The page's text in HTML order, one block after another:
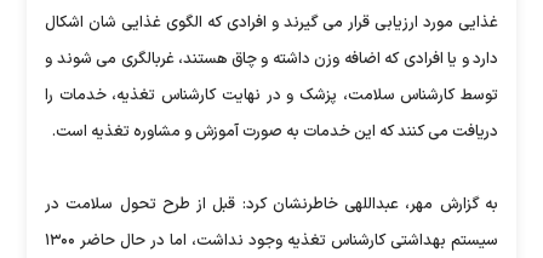
غذایی مورد ارزیابی قرار می گیرند و افرادی که الگوی غذایی شان اشکال
دارد و یا افرادی که اضافه وزن داشته و چاق هستند، غربالگری می شوند و
توسط کارشناس سلامت، پزشک و در نهایت کارشناس تغذیه، خدمات را
دریافت می کنند که این خدمات به صورت آموزش و مشاوره تغذیه است.
به گزارش مهر، عبداللهی خاطرنشان کرد: قبل از طرح تحول سلامت در
سیستم بهداشتی کارشناس تغذیه وجود نداشت، اما در حال حاضر ۱۳۰۰